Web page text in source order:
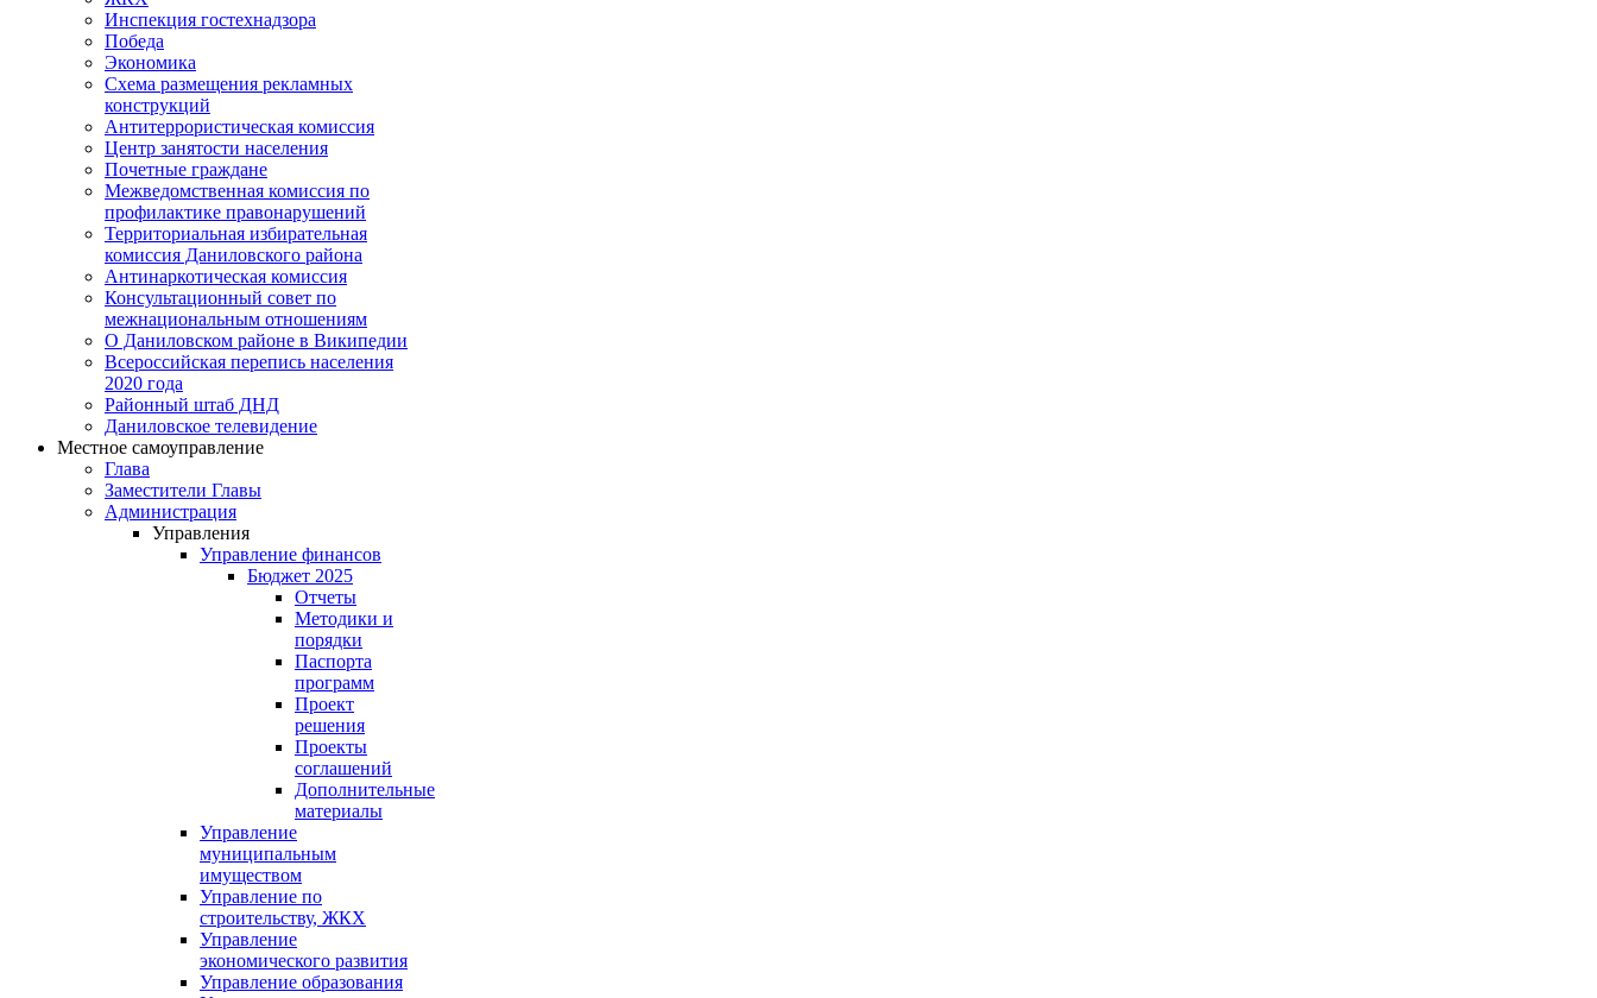
Инспекция гостехнадзора
Победа
Экономика
Схема размещения рекламных
конструкций
Антитеррористическая комиссия
Центр занятости населения
Почетные граждане
Межведомственная комиссия по
профилактике правонарушений
Территориальная избирательная
комиссия Даниловского района
Антинаркотическая комиссия
Консультационный совет по
межнациональным отношениям
О Даниловском районе в Википедии
Всероссийская перепись населения
2020 года
Районный штаб ДНД
Даниловское телевидение
Местное самоуправление
Глава
Заместители Главы
Администрация
Управления
Управление финансов
Бюджет 2025
Отчеты
Методики и
порядки
Паспорта
программ
Проект
решения
Проекты
соглашений
Дополнительные
материалы
Управление
муниципальным
имуществом
Управление по
строительству, ЖКХ
Управление
экономического развития
Управление образования